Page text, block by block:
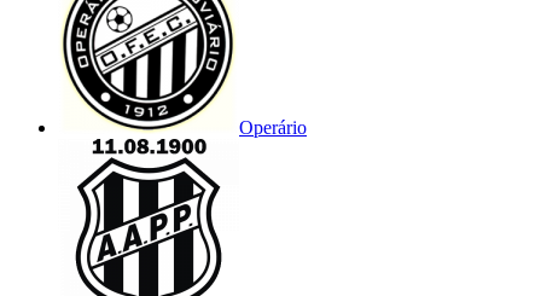
Operário